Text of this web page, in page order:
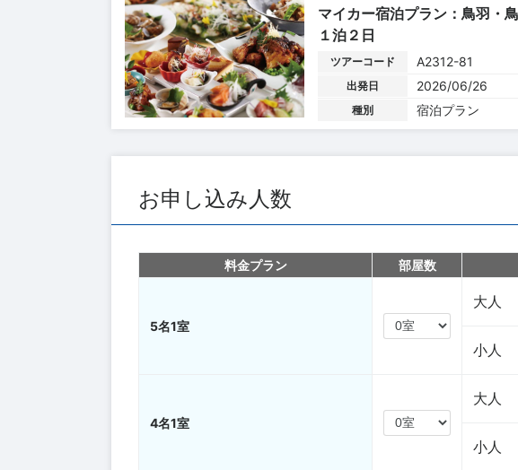
マイカー宿泊プラン：鳥羽・
１泊２日
ツアーコード A2312-81
出発日 2026/06/26
種別 宿泊プラン
お申し込み人数
料金プラン 部屋数
5名1室
大人
小人
4名1室
大人
小人